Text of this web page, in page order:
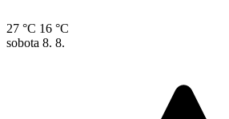
27 °C 16 °C
sobota 8. 8.